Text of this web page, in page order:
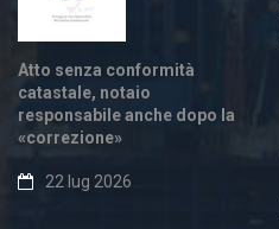
Atto senza conformità
catastale, notaio
responsabile anche dopo la
«correzione»
22 lug 2026